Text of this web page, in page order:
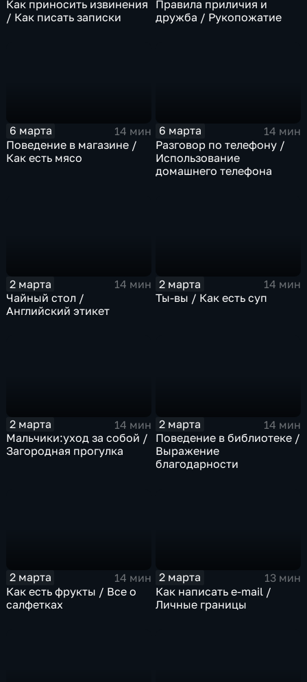
Как приносить извинения
/ Как писать записки
Правила приличия и
дружба / Рукопожатие
6 марта
14 мин
Поведение в магазине /
Как есть мясо
6 марта
14 мин
Разговор по телефону /
Использование
домашнего телефона
2 марта
14 мин
Чайный стол /
Английский этикет
2 марта
14 мин
Ты-вы / Как есть суп
2 марта
14 мин
Мальчики:уход за собой /
Загородная прогулка
2 марта
14 мин
Поведение в библиотеке /
Выражение
благодарности
2 марта
14 мин
Как есть фрукты / Все о
салфетках
2 марта
13 мин
Как написать e-mail /
Личные границы